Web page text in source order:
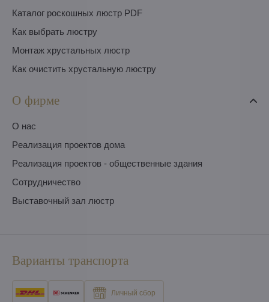
Каталог роскошных люстр PDF
Как выбрать люстру
Монтаж хрустальных люстр
Как очистить хрустальную люстру
О фирме
O нас
Pеализация проектов дома
Pеализация проектов - общественные здания
Сотрудничество
Выставочный зал люстр
Варианты транспорта
Личный сбор